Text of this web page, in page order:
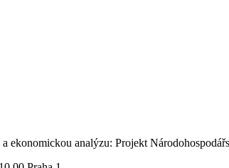
ekonomickou analýzu: Projekt